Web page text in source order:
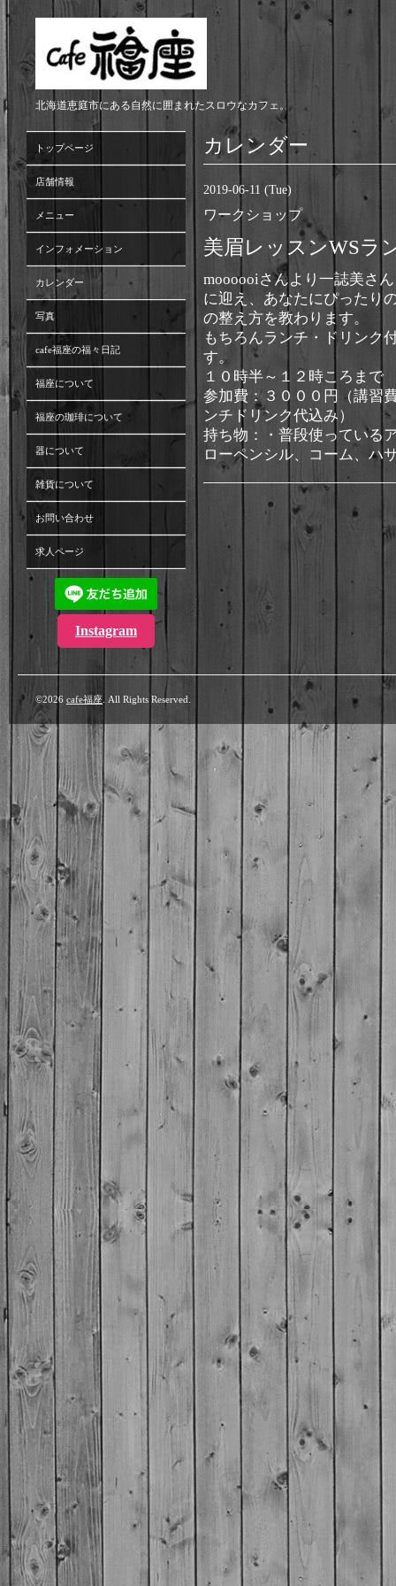
北海道恵庭市にある自然に囲まれたスロウなカフェ。
カレンダー
2019-06-11 (Tue)
ワークショップ
美眉レッスンWSラ
moooooiさんより一誌美さ
に迎え、あなたにぴったり
の整え方を教わります。
もちろんランチ・ドリンク
す。
１０時半～１２時ころまで
参加費：３０００円（講習
ンチドリンク代込み）
持ち物：・普段使っている
ローペンシル、コーム、ハ
トップページ
店舗情報
メニュー
インフォメーション
カレンダー
写真
cafe福座の福々日記
福座について
福座の珈琲について
器について
雑貨について
お問い合わせ
求人ページ
Instagram
©2026 cafe福座 . All Rights Reserved.